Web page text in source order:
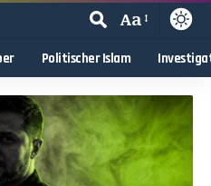
Aa
Politischer Islam